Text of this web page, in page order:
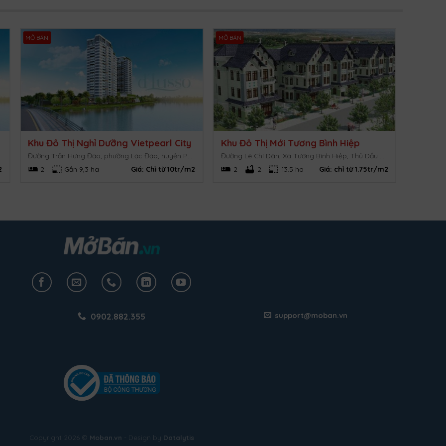
MỞ BÁN
Khu Đô Thị Nghỉ Dưỡng Vietpearl City
2
Gần 9,3 ha Giá: Chì từ 10tr/m2
MỞ BÁN
Khu Đô Thị Mới Tương Bình Hiệp
2
2 13.5 ha Giá: chỉ từ 1.75tr/m2
0902.882.355 support@moban.vn
Copyright 2026 © Moban.vn - Design by Datalytis